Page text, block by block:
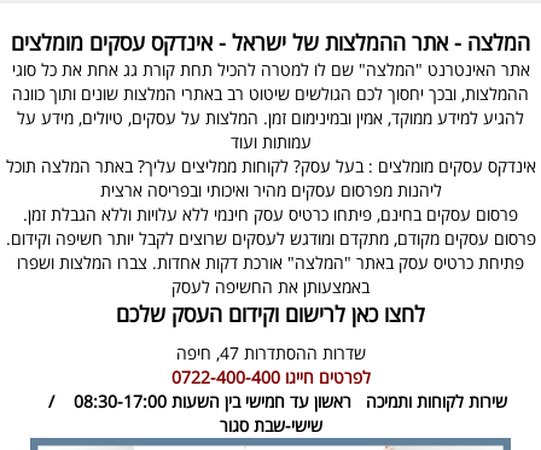
המלצה - אתר ההמלצות של ישראל - אינדקס עסקים מומלצים
אתר האינטרנט "המלצה" שם לו למטרה להכיל תחת קורת גג אחת את כל סוגי
ההמלצות, ובכך יחסוך לכם הגולשים שיטוט רב באתרי המלצות שונים ותוך כוונה
להגיע למידע ממוקד, אמין ובמינימום זמן. המלצות על עסקים, טיולים, מידע על
עמותות ועוד
אינדקס עסקים מומלצים : בעל עסק? לקוחות ממליצים עליך? באתר המלצה תוכל
ליהנות מפרסום עסקים מהיר ואיכותי ובפריסה ארצית
פרסום עסקים בחינם, פיתחו כרטיס עסק חינמי ללא עלויות וללא הגבלת זמן.
פרסום עסקים מקודם, מתקדם ומודגש לעסקים שרוצים לקבל יותר חשיפה וקידום.
פתיחת כרטיס עסק באתר "המלצה" אורכת דקות אחדות. צברו המלצות ושפרו
באמצעותן את החשיפה לעסק
לחצו כאן לרישום וקידום העסק שלכם
שדרות ההסתדרות 47,
חיפה
לפרטים חייגו0722-400-400
שירות לקוחות ותמיכה
ראשון עד חמישי בין השעות 08:30-17:00 /
שישי-שבת סגור